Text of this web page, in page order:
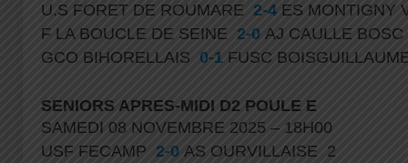
U.S FORET DE ROUMARE 2-4 ES MONTIGNY
F LA BOUCLE DE SEINE 2-0 AJ CAULLE
GCO BIHORELLAIS 0-1 FUSC
SENIORS APRES-MIDI D2 POULE E
SAMEDI 08 NOVEMBRE 2025 – 18H00
USF FECAMP 2-0 AS OURVILLAISE 2